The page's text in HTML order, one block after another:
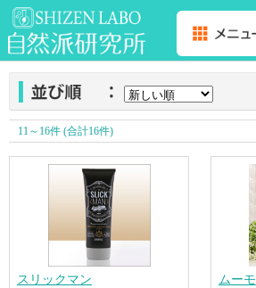
11～16件 (合計16件)
スリックマン ムーモ